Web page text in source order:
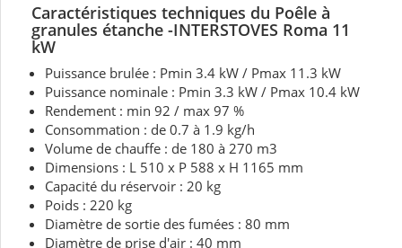
Caractéristiques techniques du Poêle à
granules étanche -INTERSTOVES Roma 11
kW
Puissance brulée : Pmin 3.4 kW / Pmax 11.3 kW
Puissance nominale : Pmin 3.3 kW / Pmax 10.4 kW
Rendement : min 92 / max 97 %
Consommation : de 0.7 à 1.9 kg/h
Volume de chauffe : de 180 à 270 m3
Dimensions : L 510 x P 588 x H 1165 mm
Capacité du réservoir : 20 kg
Poids : 220 kg
Diamètre de sortie des fumées : 80 mm
Diamètre de prise d'air : 40 mm